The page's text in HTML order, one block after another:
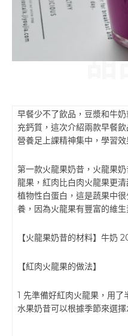
甜
早餐少不了飲品，豆漿和牛
充鈣質，這次介紹兩款早餐
營養足上課精神集中，學習效
第一款火龍果奶昔，火龍果
龍果，紅肉比白肉火龍果更
植物性白蛋白，這是蔬果中
養，因為火龍果有豐富的維
【火龍果奶昔的材料】牛奶
【紅肉火龍果的做法】
1 先準備好紅肉火龍果，用
水果奶昔可以根據季節來選